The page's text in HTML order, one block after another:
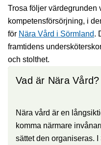
Trosa följer värdegrunden
kompetensförsörjning, i
för Nära Vård i Sörmland.
framtidens
och stolthet.
Vad är Nära Vård?
Nära vård är en
komma närmare
sättet den organiseras.